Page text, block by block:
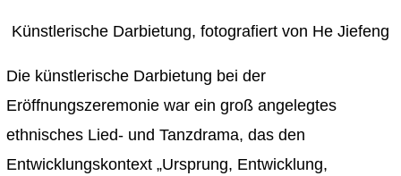
Künstlerische Darbietung, fotografiert von He Jiefeng
Die künstlerische Darbietung bei der
Eröffnungszeremonie war ein groß angelegtes
ethnisches Lied- und Tanzdrama, das den
Entwicklungskontext „Ursprung, Entwicklung,